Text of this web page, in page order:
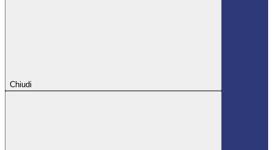
Chiudi